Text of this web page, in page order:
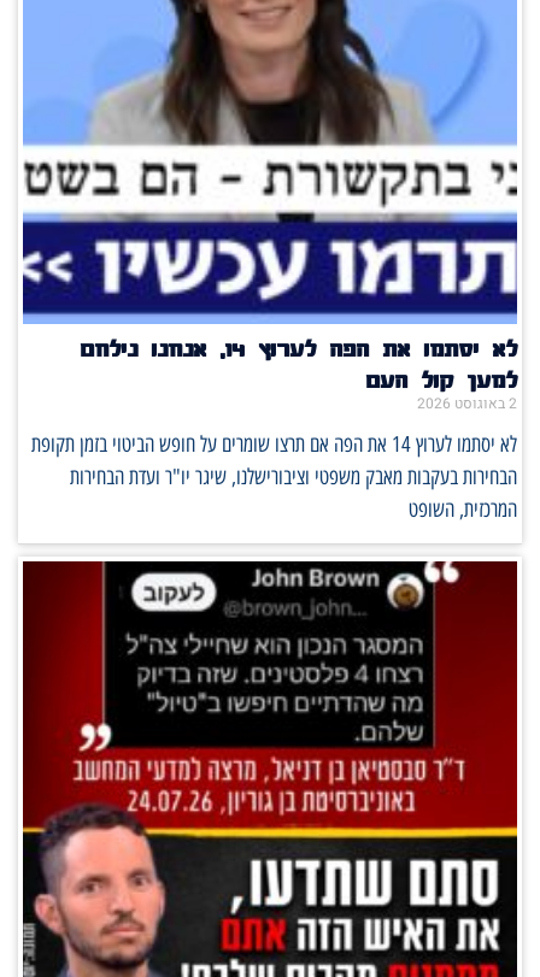
לא יסתמו את הפה לערוץ 14, אנחנו נילחם
למען קול העם
2 באוגוסט 2026
לא יסתמו לערוץ 14 את הפה אם תרצו שומרים על חופש הביטוי בזמן תקופת
הבחירות בעקבות מאבק משפטי וציבורישלנו, שיגר יו"ר ועדת הבחירות
המרכזית, השופט